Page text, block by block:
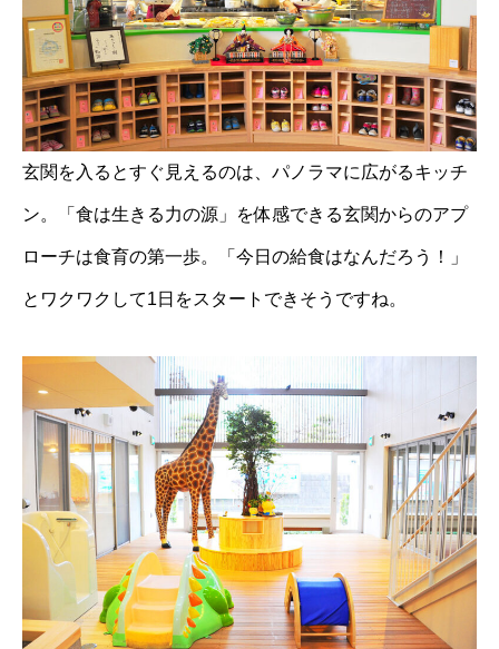
玄関を入るとすぐ見えるのは、パノラマに広がるキッチ
ン。「食は生きる力の源」を体感できる玄関からのアプ
ローチは食育の第一歩。「今日の給食はなんだろう！」
とワクワクして1日をスタートできそうですね。